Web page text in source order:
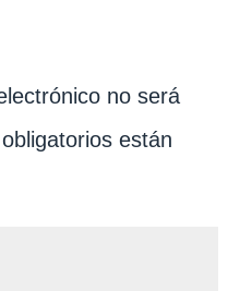
no será
están